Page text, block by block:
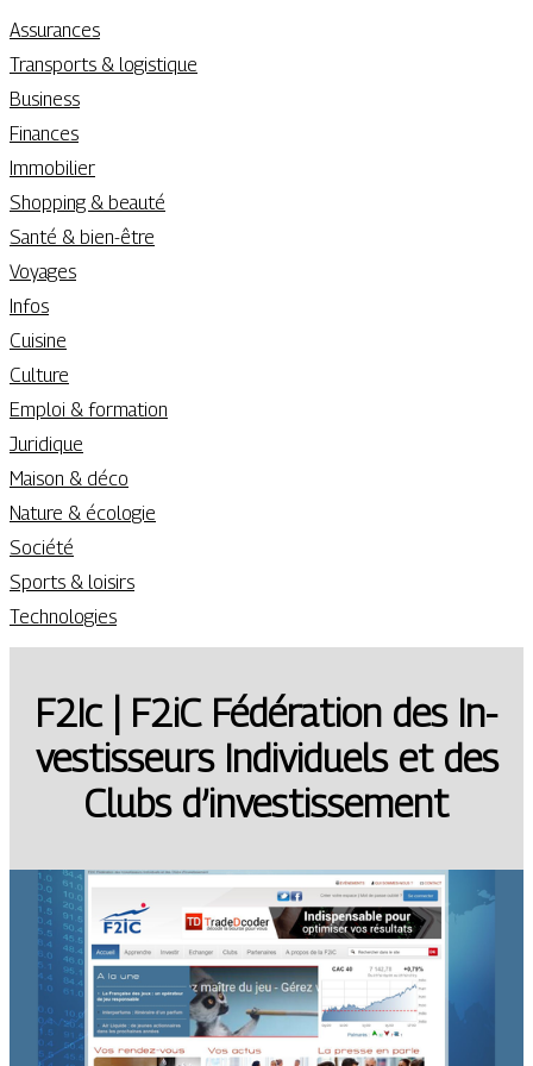
Assurances
Transports & logistique
Business
Finances
Immobilier
Shopping & beauté
Santé & bien-être
Voyages
Infos
Cuisine
Culture
Emploi & formation
Juridique
Maison & déco
Nature & écologie
Société
Sports & loisirs
Technologies
F2Ic | F2iC Fédération des In­
vestis­seurs Individuels et des
Clubs d’in­vestis­se­ment